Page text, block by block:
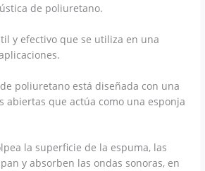
de poliuretano.
y efectivo que se utiliza en una
poliuretano está diseñada con una
abiertas que actúa como una esponja
la superficie de la espuma, las
y absorben las ondas sonoras, en